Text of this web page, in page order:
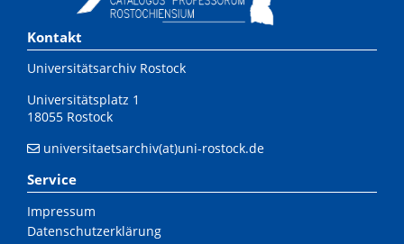
Kontakt
Universitätsarchiv Rostock
Universitätsplatz 1
18055 Rostock
universitaetsarchiv(at)uni-rostock.de
Service
Impressum
Datenschutzerklärung